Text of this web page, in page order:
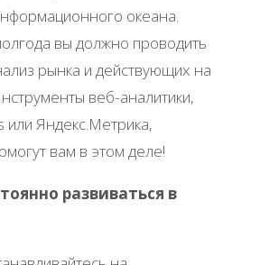
океана.
вы должно проводить
рынка и действующих на
веб-аналитики,
или Яндекс.Метрика,
вам в этом деле!
развиваться в